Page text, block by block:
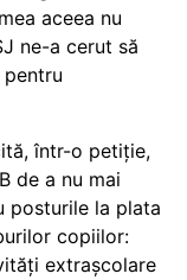
aceea nu
ne-a cerut să
într-o petiție,
de a nu mai
posturile la plata
copiilor:
extrașcolare